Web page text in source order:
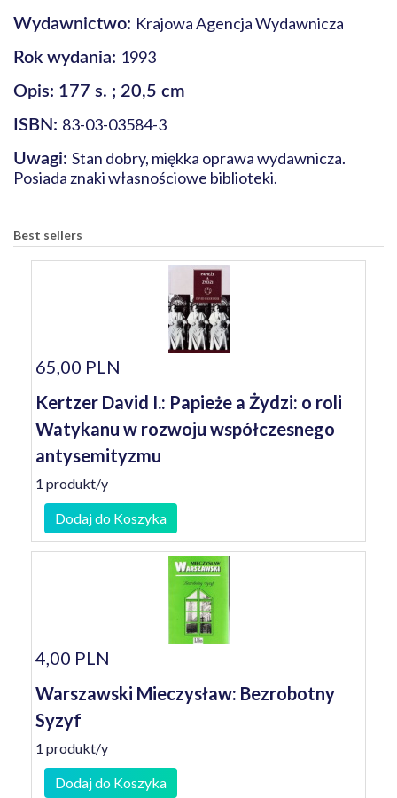
Wydawnictwo: Krajowa Agencja Wydawnicza
Rok wydania: 1993
Opis: 177 s. ; 20,5 cm
ISBN: 83-03-03584-3
Uwagi: Stan dobry, miękka oprawa wydawnicza.
Posiada znaki własnościowe biblioteki.
Best sellers
65,00 PLN
Kertzer David I.: Papieże a Żydzi: o roli
Watykanu w rozwoju współczesnego
antysemityzmu
1 produkt/y
Dodaj do Koszyka
4,00 PLN
Warszawski Mieczysław: Bezrobotny
Syzyf
1 produkt/y
Dodaj do Koszyka